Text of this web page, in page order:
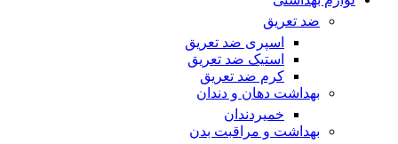
ضد تعریق
اسپری ضد تعریق
استیک ضد تعریق
کرم ضد تعریق
بهداشت دهان و دندان
خمیردندان
بهداشت و مراقبت بدن